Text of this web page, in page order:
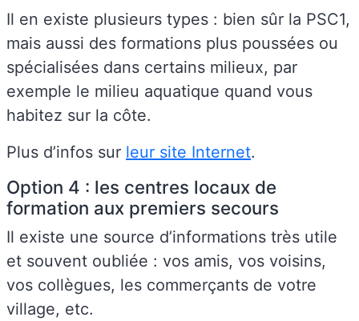
Il en existe plusieurs types : bien sûr la PSC1,
mais aussi des formations plus poussées ou
spécialisées dans certains milieux, par
exemple le milieu aquatique quand vous
habitez sur la côte.
Plus d’infos sur leur site Internet.
Option 4 : les centres locaux de
formation aux premiers secours
Il existe une source d’informations très utile
et souvent oubliée : vos amis, vos voisins,
vos collègues, les commerçants de votre
village, etc.